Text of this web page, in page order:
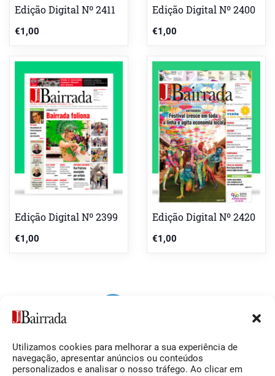
Utilizamos cookies para melhorar a sua experiência de
navegação, apresentar anúncios ou conteúdos
personalizados e analisar o nosso tráfego. Ao clicar em
Edição Digital Nº 2411
€1,00
Edição Digital Nº 2400
€1,00
Edição Digital Nº 2399
€1,00
Edição Digital Nº 2420
€1,00
Siga-nos O Jornal da Bairrada